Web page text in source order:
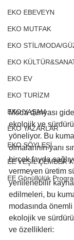
EKO EBEVEYN
EKO MUTFAK
EKO STİL/MODA/
EKO
EKO EV
EKO TURİZM
EKO YAŞAM
EKO YAZARLAR
EKO SÖYLEŞİ
EE YEŞİL ÇEMBER
EE Gönüllülük
Moda dünyası
ekolojik ve
yöneliyor. Bu
olmalarının yanı
birçok fayda
vermeyen üretim
yenilenebilir
edilmeleri, bu
modasında
ekolojik ve
ve özellikleri: